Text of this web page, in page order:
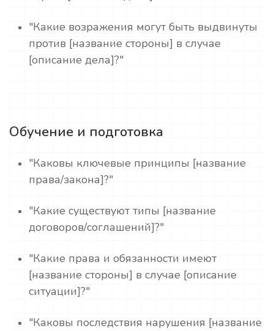
"Какие возражения могут быть выдвинуты
против [название стороны] в случае
[описание дела]?"
Обучение и подготовка
"Каковы ключевые принципы [название
права/закона]?"
"Какие существуют типы [название
договоров/соглашений]?"
"Какие права и обязанности имеют
[название стороны] в случае [описание
ситуации]?"
"Каковы последствия нарушения [название